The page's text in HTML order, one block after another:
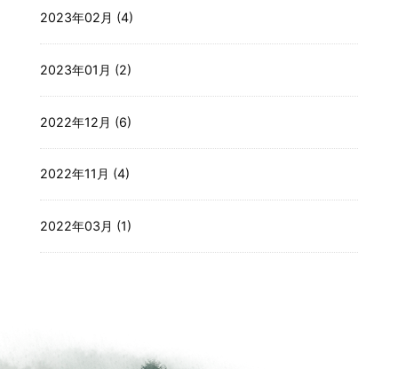
2023年02月 (4)
2023年01月 (2)
2022年12月 (6)
2022年11月 (4)
2022年03月 (1)